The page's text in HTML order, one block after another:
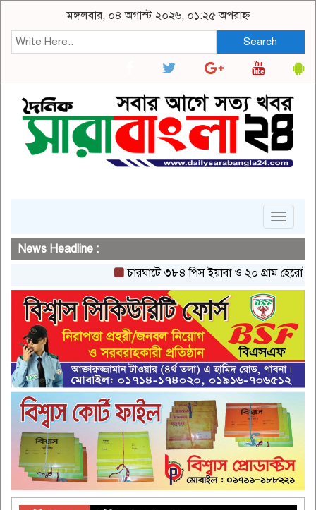
মঙ্গলবার, ০৪ অগাস্ট ২০২৬, ০১:২৫ অপরাহ্ন
Search
Toggle
News Headline :
চারঘাটে ৩৮৪ পিস ইয়াবা ও ২০ গ্রাম হেরোইনসহ